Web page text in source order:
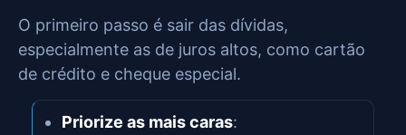
O primeiro passo é sair das dívidas,
especialmente as de juros altos, como cartão
de crédito e cheque especial.
Priorize as mais caras: